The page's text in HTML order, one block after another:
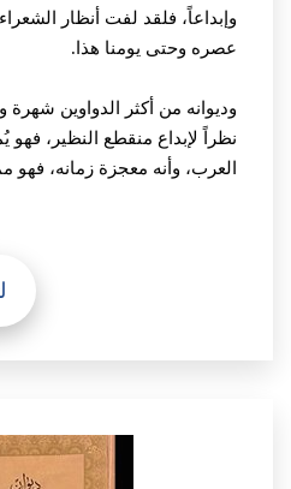
وإبداعاً، فلقد لفت أنظار
عصره وحتى يومنا هذا.
وديوانه من أكثر الدواوين شهرة
نظراً لإبداع منقطع النظير،
العرب، وأنه معجزة زمانه، فهو